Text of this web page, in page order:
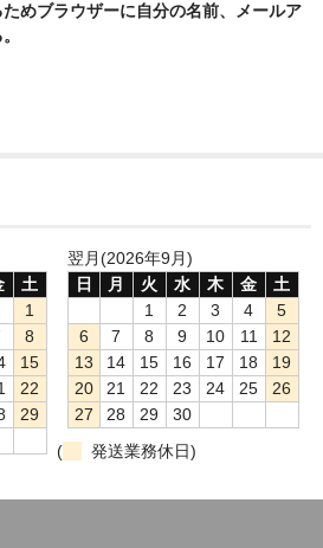
めブラウザーに自分の名前、メールア
土
1
8
15
22
29
翌月(2026年9月)
日
月 火 水 木 金
土
1
2 3 4
5
6
7 8 9 10 11
12
13
14 15 16 17 18
19
20
21 22 23 24 25
26
27
28 29
30
(
発送業務休日)